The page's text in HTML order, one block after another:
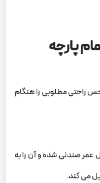
پارچه
حس راحتی مطلوبی را هنگام
عمر صندلی شده و آن را به
می ‌کند.